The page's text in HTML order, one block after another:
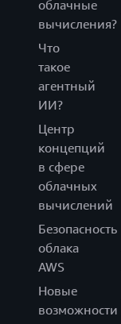
облачные
вычисления?
Что
такое
агентный
ИИ?
Центр
концепций
в сфере
облачных
вычислений
Безопасность
облака
AWS
Новые
возможности